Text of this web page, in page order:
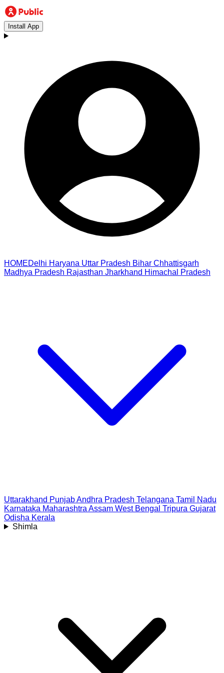
Install App
HOMEDelhi Haryana Uttar Pradesh Bihar Chhattisgarh
Madhya Pradesh Rajasthan Jharkhand Himachal Pradesh
Uttarakhand PunjabAndhra Pradesh Telangana Tamil Nadu
Karnataka Maharashtra Assam West Bengal Tripura Gujarat
Odisha Kerala
Shimla